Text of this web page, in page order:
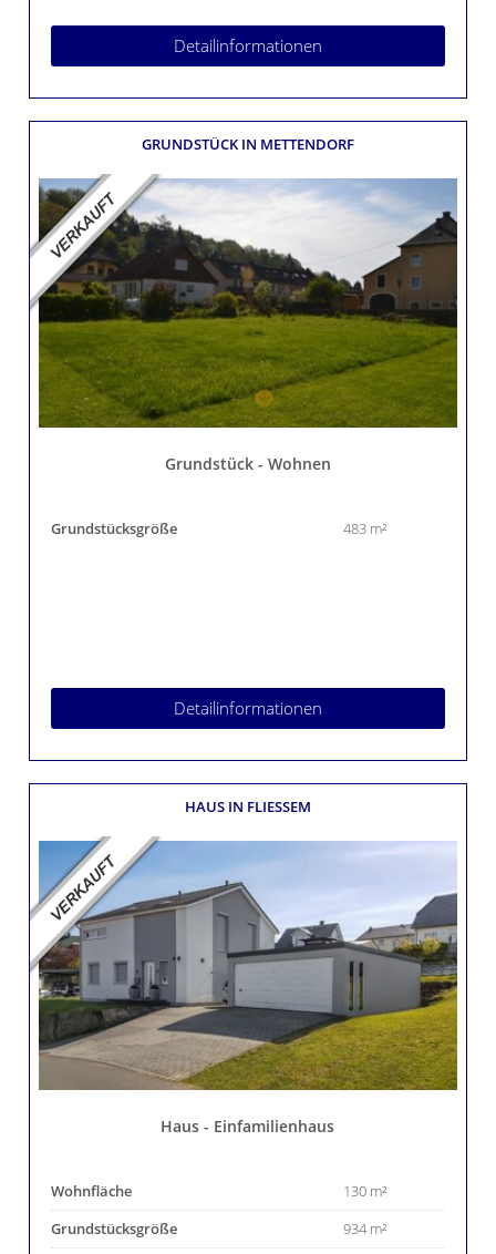
Detailinformationen
GRUNDSTÜCK IN METTENDORF
Grundstück - Wohnen
Grundstücksgröße 483 m²
Detailinformationen
HAUS IN FLIESSEM
Haus - Einfamilienhaus
Wohnfläche
130 m²
Grundstücksgröße
934 m²